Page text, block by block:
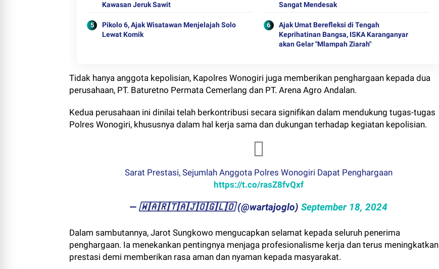
Kawasan Jeruk Sawit
Sangat Mendesak
Pikolo 6, Ajak Wisatawan Menjelajah Solo
Lewat Komik
Ajak Umat Berefleksi di Tengah
Keprihatinan Bangsa, ISKA Karanganyar
akan Gelar "Mlampah Ziarah"
Tidak hanya anggota kepolisian, Kapolres Wonogiri juga memberikan penghargaan kepada dua
perusahaan, PT. Baturetno Permata Cemerlang dan PT. Arena Agro Andalan.
Kedua perusahaan ini dinilai telah berkontribusi secara signifikan dalam mendukung tugas-tugas
Polres Wonogiri, khususnya dalam hal kerja sama dan dukungan terhadap kegiatan kepolisian.
Sarat Prestasi, Sejumlah Anggota Polres Wonogiri Dapat Penghargaan
https://t.co/rasZ8fvQxf
— ​🇼​​🇦​​🇷​​🇹​​🇦​​🇯​​🇴​​🇬​​🇱​​🇴 (@wartajoglo) September 18, 2024
Dalam sambutannya, Jarot Sungkowo mengucapkan selamat kepada seluruh penerima
penghargaan. Ia menekankan pentingnya menjaga profesionalisme kerja dan terus meningkatkan
prestasi demi memberikan rasa aman dan nyaman kepada masyarakat.